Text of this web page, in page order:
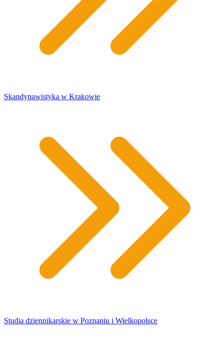
Skandynawistyka w Krakowie
Studia dziennikarskie w Poznaniu i Wielkopolsce